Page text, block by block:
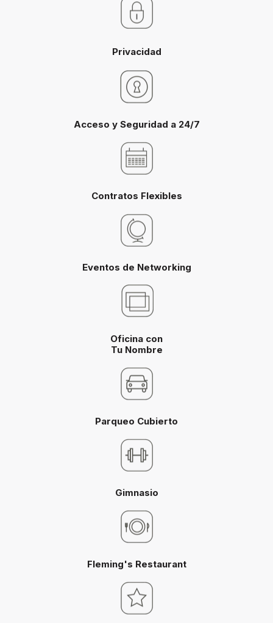
Privacidad
Acceso y Seguridad a 24/7
Contratos Flexibles
Eventos de Networking
Oficina con
Tu Nombre
Parqueo Cubierto
Gimnasio
Fleming's Restaurant